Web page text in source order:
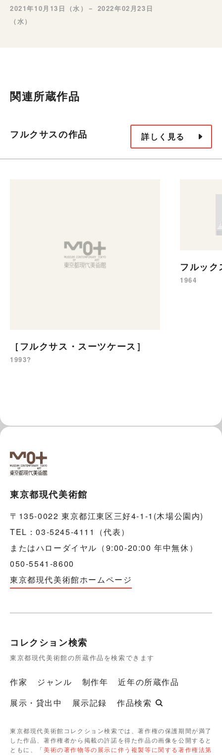
2021年10月13日（水）－ 2022年02月23日
（水）
関連所蔵作品
フルクサスの作品 詳しく見る
［フルクサス・スーツケース］
1993?
フルッ
1964
東京都現代美術館
〒135-0022 東京都江東区三好4-1-1(木場公園内)
TEL：03-5245-4111（代表）
またはハローダイヤル（9:00-20:00 年中無休）
050-5541-8600
東京都現代美術館ホームページ
コレクション検索
東京都現代美術館の所蔵作品を検索できます
作家 ジャンル 制作年
近年の所蔵作品
展示・貸出中
展示記録 作品検索
東京都現代美術館コレクション検索では、著作権の保護期間が満了
した作品、著作権者から掲載の許諾を得た作品の画像を公開すると
ともに、「美術の著作物等の展示に伴う複製等に関する著作権法第